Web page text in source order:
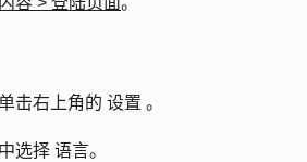
击右上角的 设置 。
选择 语言。